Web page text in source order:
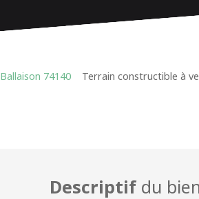
Ballaison 74140 Terrain constructible à
Descriptif du